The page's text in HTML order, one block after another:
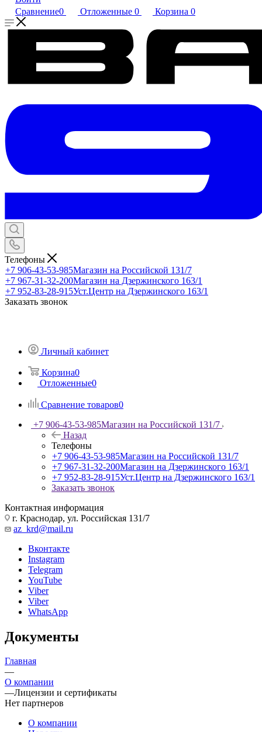
Сравнение0 Отложенные 0 Корзина 0
Телефоны
+7 906-43-53-985Магазин на Российской 131/7
+7 967-31-32-200Магазин на Дзержинского 163/1
+7 952-83-28-915Уст.Центр на Дзержинского 163/1
Заказать звонок
Личный кабинет
Корзина0
Отложенные0
Сравнение товаров0
+7 906-43-53-985Магазин на Российской 131/7
Назад
Телефоны
+7 906-43-53-985Магазин на Российской 131/7
+7 967-31-32-200Магазин на Дзержинского 163/1
+7 952-83-28-915Уст.Центр на Дзержинского 163/1
Заказать звонок
Контактная информация
г. Краснодар, ул. Российская 131/7
az_krd@mail.ru
Вконтакте
Instagram
Telegram
YouTube
Viber
Viber
WhatsApp
Документы
Главная
—
О компании
—Лицензии и сертификаты
Нет партнеров
О компании